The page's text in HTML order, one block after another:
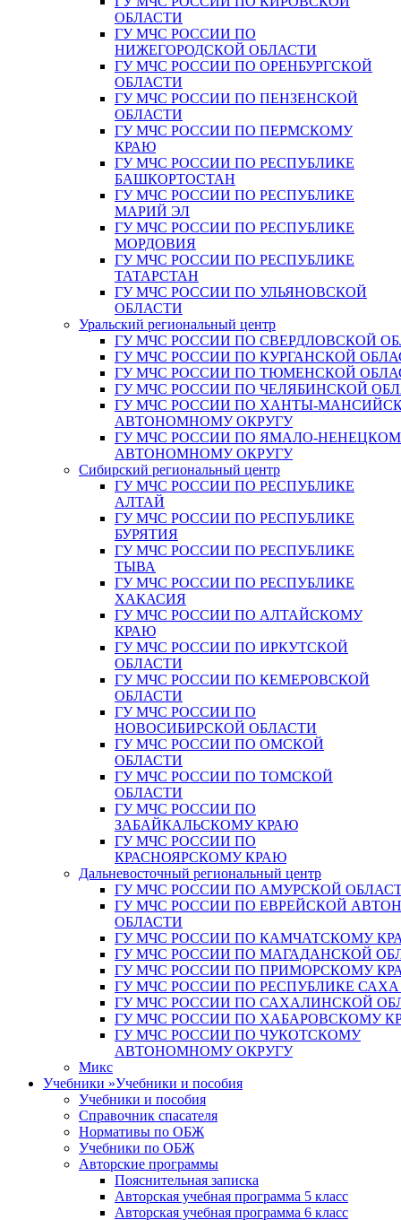
ОБЛАСТИ
ГУ МЧС РОССИИ ПО
НИЖЕГОРОДСКОЙ ОБЛАСТИ
ГУ МЧС РОССИИ ПО ОРЕНБУРГСКОЙ
ОБЛАСТИ
ГУ МЧС РОССИИ ПО ПЕНЗЕНСКОЙ
ОБЛАСТИ
ГУ МЧС РОССИИ ПО ПЕРМСКОМУ
КРАЮ
ГУ МЧС РОССИИ ПО РЕСПУБЛИКЕ
БАШКОРТОСТАН
ГУ МЧС РОССИИ ПО РЕСПУБЛИКЕ
МАРИЙ ЭЛ
ГУ МЧС РОССИИ ПО РЕСПУБЛИКЕ
МОРДОВИЯ
ГУ МЧС РОССИИ ПО РЕСПУБЛИКЕ
ТАТАРСТАН
ГУ МЧС РОССИИ ПО УЛЬЯНОВСКОЙ
ОБЛАСТИ
Уральский региональный центр
ГУ МЧС РОССИИ ПО СВЕРДЛОВСКОЙ
ГУ МЧС РОССИИ ПО КУРГАНСКОЙ
ГУ МЧС РОССИИ ПО ТЮМЕНСКОЙ
ГУ МЧС РОССИИ ПО ЧЕЛЯБИНСКОЙ
ГУ МЧС РОССИИ ПО ХАНТЫ-
АВТОНОМНОМУ ОКРУГУ
ГУ МЧС РОССИИ ПО ЯМАЛО-
АВТОНОМНОМУ ОКРУГУ
Сибирский региональный центр
ГУ МЧС РОССИИ ПО РЕСПУБЛИКЕ
АЛТАЙ
ГУ МЧС РОССИИ ПО РЕСПУБЛИКЕ
БУРЯТИЯ
ГУ МЧС РОССИИ ПО РЕСПУБЛИКЕ
ТЫВА
ГУ МЧС РОССИИ ПО РЕСПУБЛИКЕ
ХАКАСИЯ
ГУ МЧС РОССИИ ПО АЛТАЙСКОМУ
КРАЮ
ГУ МЧС РОССИИ ПО ИРКУТСКОЙ
ОБЛАСТИ
ГУ МЧС РОССИИ ПО КЕМЕРОВСКОЙ
ОБЛАСТИ
ГУ МЧС РОССИИ ПО
НОВОСИБИРСКОЙ ОБЛАСТИ
ГУ МЧС РОССИИ ПО ОМСКОЙ
ОБЛАСТИ
ГУ МЧС РОССИИ ПО ТОМСКОЙ
ОБЛАСТИ
ГУ МЧС РОССИИ ПО
ЗАБАЙКАЛЬСКОМУ КРАЮ
ГУ МЧС РОССИИ ПО
КРАСНОЯРСКОМУ КРАЮ
Дальневосточный региональный центр
ГУ МЧС РОССИИ ПО АМУРСКОЙ
ГУ МЧС РОССИИ ПО ЕВРЕЙСКОЙ
ОБЛАСТИ
ГУ МЧС РОССИИ ПО КАМЧАТСКОМУ
ГУ МЧС РОССИИ ПО МАГАДАНСКОЙ
ГУ МЧС РОССИИ ПО ПРИМОРСКОМУ
ГУ МЧС РОССИИ ПО РЕСПУБЛИКЕ
ГУ МЧС РОССИИ ПО САХАЛИНСКОЙ
ГУ МЧС РОССИИ ПО ХАБАРОВСКОМУ
ГУ МЧС РОССИИ ПО ЧУКОТСКОМУ
АВТОНОМНОМУ ОКРУГУ
Микс
Учебники »Учебники и пособия
Учебники и пособия
Справочник спасателя
Нормативы по ОБЖ
Учебники по ОБЖ
Авторские программы
Пояснительная записка
Авторская учебная программа 5 класс
Авторская учебная программа 6 класс